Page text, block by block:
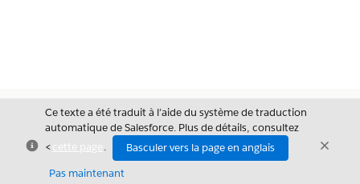
Fermer
Ce texte a été traduit à l’aide du système de traduction
automatique de Salesforce. Plus de détails, consultez
<cette page .
Basculer vers la page en anglais
Pas maintenant
Fermer